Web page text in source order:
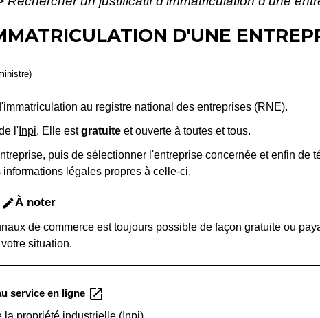
D'UNE
au registre national des entreprises (RNE).
l' Inpi. Elle estgratuite et ouverte à toutes et tous.
puis de sélectionner l'entreprise concernée et enfin de
légales propres à celle-ci.
editÀ noter
de commerce est toujours possible de façon gratuite ou
votre situation.
service en ligne open_in_new